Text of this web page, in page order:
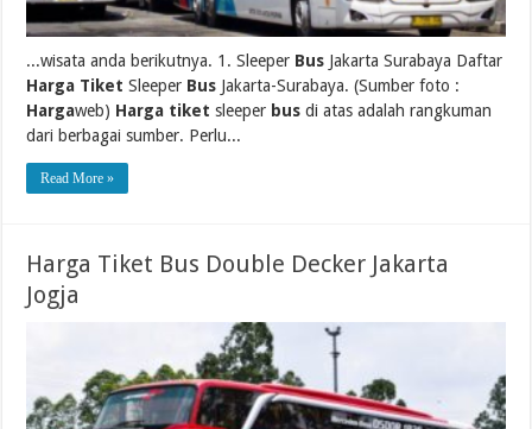
...wisata anda berikutnya. 1. Sleeper Bus Jakarta Surabaya Daftar
Harga Tiket Sleeper Bus Jakarta-Surabaya. (Sumber foto :
Hargaweb) Harga tiket sleeper bus di atas adalah rangkuman
dari berbagai sumber. Perlu...
Read More »
Harga Tiket Bus Double Decker Jakarta
Jogja